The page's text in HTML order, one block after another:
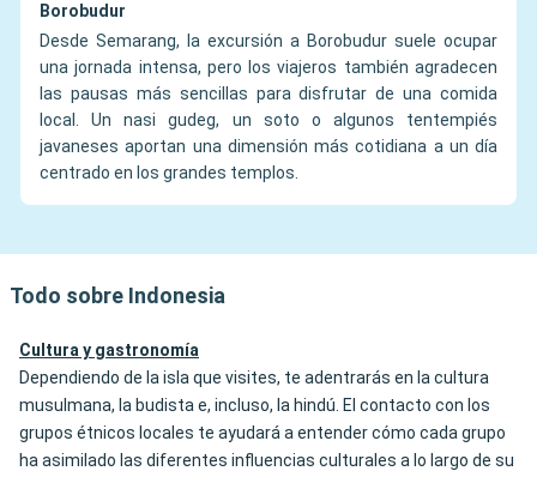
Borobudur
Desde Semarang, la excursión a Borobudur suele ocupar
una jornada intensa, pero los viajeros también agradecen
las pausas más sencillas para disfrutar de una comida
local. Un nasi gudeg, un soto o algunos tentempiés
javaneses aportan una dimensión más cotidiana a un día
centrado en los grandes templos.
Todo sobre Indonesia
Cultura y gastronomía
Dependiendo de la isla que visites, te adentrarás en la cultura
musulmana, la budista e, incluso, la hindú. El contacto con los
grupos étnicos locales te ayudará a entender cómo cada grupo
ha asimilado las diferentes influencias culturales a lo largo de su